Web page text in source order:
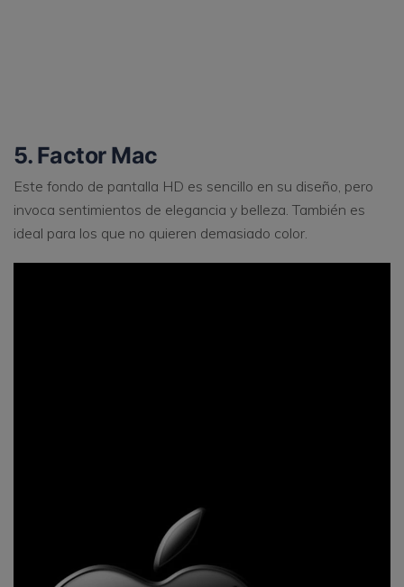
5. Factor Mac
Este fondo de pantalla HD es sencillo en su diseño, pero
invoca sentimientos de elegancia y belleza. También es
ideal para los que no quieren demasiado color.